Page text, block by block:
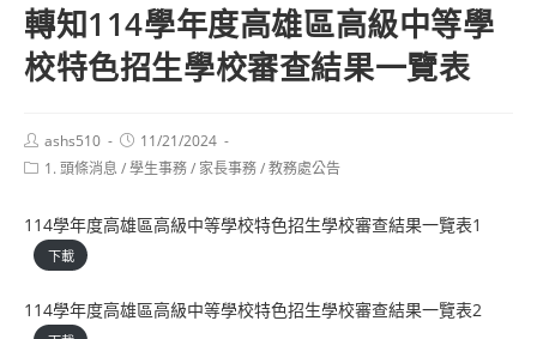
轉知114學年度高雄區高級中等學
校特色招生學校審查結果一覽表
Post
author:
ashs510
Post
published:
11/21/2024
Post1. 頭條消息 /學生事務/ 家長事務/教務處公告
114學年度高雄區高級中等學校特色招生學校審查結果一覽表1
下載
114學年度高雄區高級中等學校特色招生學校審查結果一覽表2